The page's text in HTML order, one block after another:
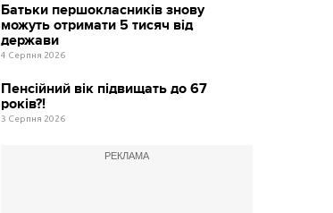
Батьки першокласників знову
можуть отримати 5 тисяч від
держави
4 Серпня 2026
Пенсійний вік підвищать до 67
років?!
3 Серпня 2026
РЕКЛАМА